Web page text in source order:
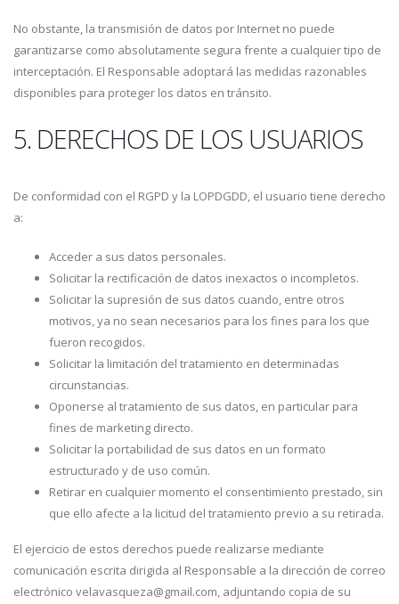
No obstante, la transmisión de datos por Internet no puede
garantizarse como absolutamente segura frente a cualquier tipo de
interceptación. El Responsable adoptará las medidas razonables
disponibles para proteger los datos en tránsito.
5. DERECHOS DE LOS USUARIOS
De conformidad con el RGPD y la LOPDGDD, el usuario tiene derecho
a:
Acceder a sus datos personales.
Solicitar la rectificación de datos inexactos o incompletos.
Solicitar la supresión de sus datos cuando, entre otros
motivos, ya no sean necesarios para los fines para los que
fueron recogidos.
Solicitar la limitación del tratamiento en determinadas
circunstancias.
Oponerse al tratamiento de sus datos, en particular para
fines de marketing directo.
Solicitar la portabilidad de sus datos en un formato
estructurado y de uso común.
Retirar en cualquier momento el consentimiento prestado, sin
que ello afecte a la licitud del tratamiento previo a su retirada.
El ejercicio de estos derechos puede realizarse mediante
comunicación escrita dirigida al Responsable a la dirección de correo
electrónico velavasqueza@gmail.com, adjuntando copia de su